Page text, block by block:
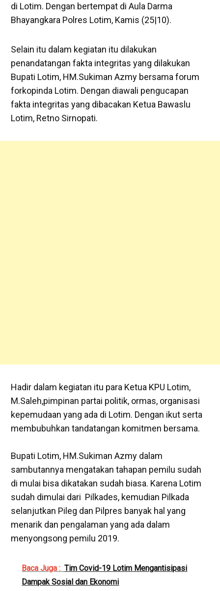
di Lotim. Dengan bertempat di Aula Darma
Bhayangkara Polres Lotim, Kamis (25|10).
Selain itu dalam kegiatan itu dilakukan
penandatangan fakta integritas yang dilakukan
Bupati Lotim, HM.Sukiman Azmy bersama forum
forkopinda Lotim. Dengan diawali pengucapan
fakta integritas yang dibacakan Ketua Bawaslu
Lotim, Retno Sirnopati.
Hadir dalam kegiatan itu para Ketua KPU Lotim,
M.Saleh,pimpinan partai politik, ormas, organisasi
kepemudaan yang ada di Lotim. Dengan ikut serta
membubuhkan tandatangan komitmen bersama.‎
Bupati Lotim, HM.Sukiman Azmy dalam
sambutannya mengatakan tahapan pemilu sudah
di mulai bisa dikatakan sudah biasa. Karena Lotim
sudah dimulai dari Pilkades, kemudian Pilkada
selanjutkan Pileg dan Pilpres banyak hal yang
menarik dan pengalaman yang ada dalam
menyongsong pemilu 2019.
Baca Juga : Tim Covid-19 Lotim Mengantisipasi
Dampak Sosial dan Ekonomi